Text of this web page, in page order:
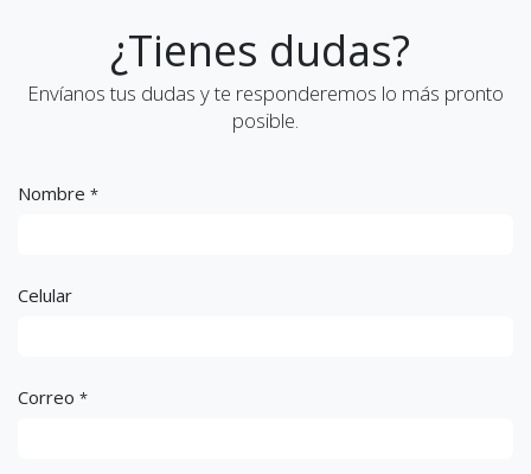
¿Tienes dudas?
Envíanos tus dudas y te responderemos lo más pronto
posible.
Nombre *
Celular
Correo *